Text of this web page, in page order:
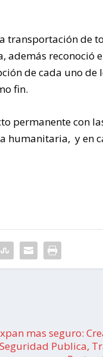
transportación de
además reconoció
de cada uno de
fin.
permanente con
humanitaria, y en
mas seguro:
Publica,